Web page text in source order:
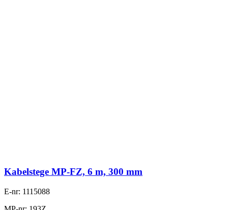
Kabelstege MP-FZ, 6 m, 300 mm
E-nr: 1115088